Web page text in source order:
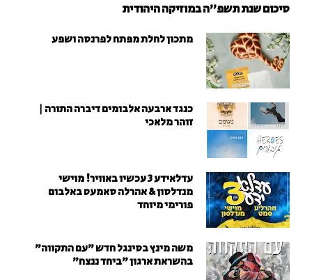
סיכום שנת תשפ"ה במוזיקה היהודית
מתכון לחלת מפתח לפרנסה ושפע
כנגד ארבעה אלבומים דיברה התורה |
זוהר מלאכי
עדלאידע 3 עכשיו באוויר! מוישי
מנדלסון & אהרלה סאמעט באלבום
פורימי מיוחד
משה מינץ בסינגל חדש ״עם התקווה״
בהשראת ארגון "ביחד ננצח"